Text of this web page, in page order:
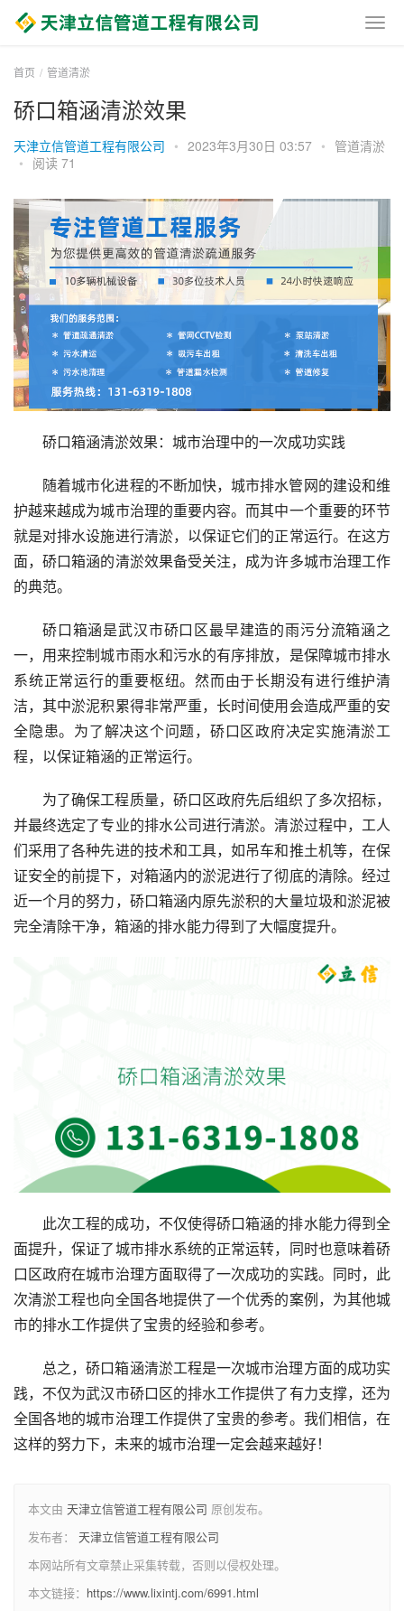
首页 管道清淤
硚口箱涵清淤效果
天津立信管道工程有限公司 • 2023年3月30日 03:57 • 管道清淤
• 阅读 71
硚口箱涵清淤效果：城市治理中的一次成功实践
随着城市化进程的不断加快，城市排水管网的建设和维
护越来越成为城市治理的重要内容。而其中一个重要的环节
就是对排水设施进行清淤，以保证它们的正常运行。在这方
面，硚口箱涵的清淤效果备受关注，成为许多城市治理工作
的典范。
硚口箱涵是武汉市硚口区最早建造的雨污分流箱涵之
一，用来控制城市雨水和污水的有序排放，是保障城市排水
系统正常运行的重要枢纽。然而由于长期没有进行维护清
洁，其中淤泥积累得非常严重，长时间使用会造成严重的安
全隐患。为了解决这个问题，硚口区政府决定实施清淤工
程，以保证箱涵的正常运行。
为了确保工程质量，硚口区政府先后组织了多次招标，
并最终选定了专业的排水公司进行清淤。清淤过程中，工人
们采用了各种先进的技术和工具，如吊车和推土机等，在保
证安全的前提下，对箱涵内的淤泥进行了彻底的清除。经过
近一个月的努力，硚口箱涵内原先淤积的大量垃圾和淤泥被
完全清除干净，箱涵的排水能力得到了大幅度提升。
此次工程的成功，不仅使得硚口箱涵的排水能力得到全
面提升，保证了城市排水系统的正常运转，同时也意味着硚
口区政府在城市治理方面取得了一次成功的实践。同时，此
次清淤工程也向全国各地提供了一个优秀的案例，为其他城
市的排水工作提供了宝贵的经验和参考。
总之，硚口箱涵清淤工程是一次城市治理方面的成功实
践，不仅为武汉市硚口区的排水工作提供了有力支撑，还为
全国各地的城市治理工作提供了宝贵的参考。我们相信，在
这样的努力下，未来的城市治理一定会越来越好！
本文由 天津立信管道工程有限公司 原创发布。
发布者： 天津立信管道工程有限公司
本网站所有文章禁止采集转载，否则以侵权处理。
本文链接： https://www.lixintj.com/6991.html